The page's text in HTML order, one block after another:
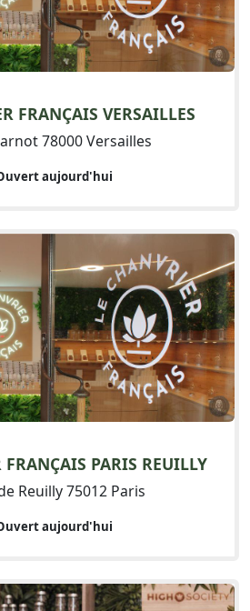
FRANÇAIS VERSAILLES
78000 Versailles
aujourd'hui
FRANÇAIS PARIS REUILLY
Reuilly 75012 Paris
aujourd'hui